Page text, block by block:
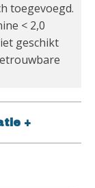
toegevoegd.
< 2,0
geschikt
+